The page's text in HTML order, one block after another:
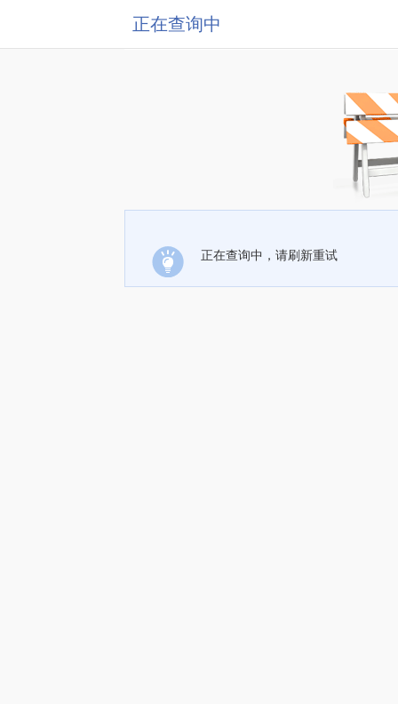
正在查询中
正在查询中，请刷新重试